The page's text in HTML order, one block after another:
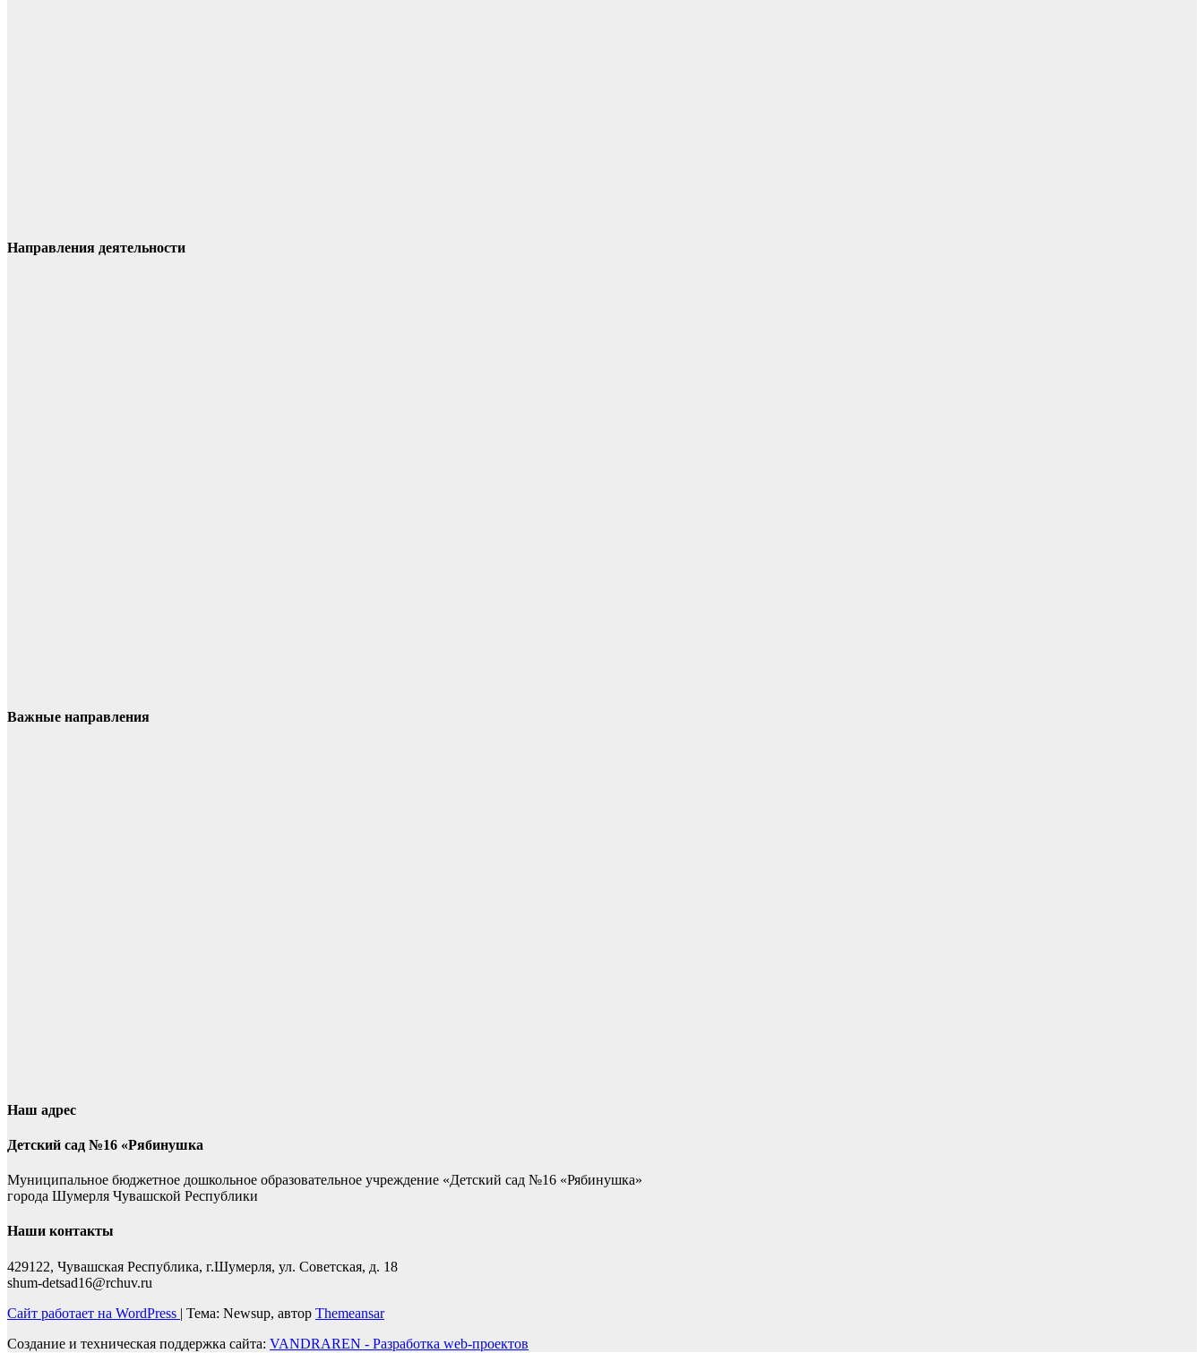
Направления деятельности
Важные направления
Наш адрес
Детский сад №16 «Рябинушка
Муниципальное бюджетное дошкольное образовательное учреждение «Детский сад №16 «Рябинушка»
города Шумерля Чувашской Республики
Наши контакты
429122, Чувашская Республика, г.Шумерля, ул. Советская, д. 18
shum-detsad16@rchuv.ru
Сайт работает на WordPress | Тема: Newsup, автор Themeansar
Создание и техническая поддержка сайта: VANDRAREN - Разработка web-проектов